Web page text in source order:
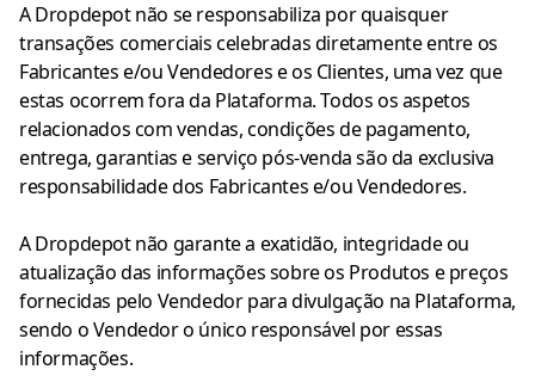
A Dropdepot não se responsabiliza por quaisquer
transações comerciais celebradas diretamente entre os
Fabricantes e/ou Vendedores e os Clientes, uma vez que
estas ocorrem fora da Plataforma. Todos os aspetos
relacionados com vendas, condições de pagamento,
entrega, garantias e serviço pós-venda são da exclusiva
responsabilidade dos Fabricantes e/ou Vendedores.
A Dropdepot não garante a exatidão, integridade ou
atualização das informações sobre os Produtos e preços
fornecidas pelo Vendedor para divulgação na Plataforma,
sendo o Vendedor o único responsável por essas
informações.